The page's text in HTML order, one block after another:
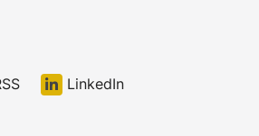
LinkedIn